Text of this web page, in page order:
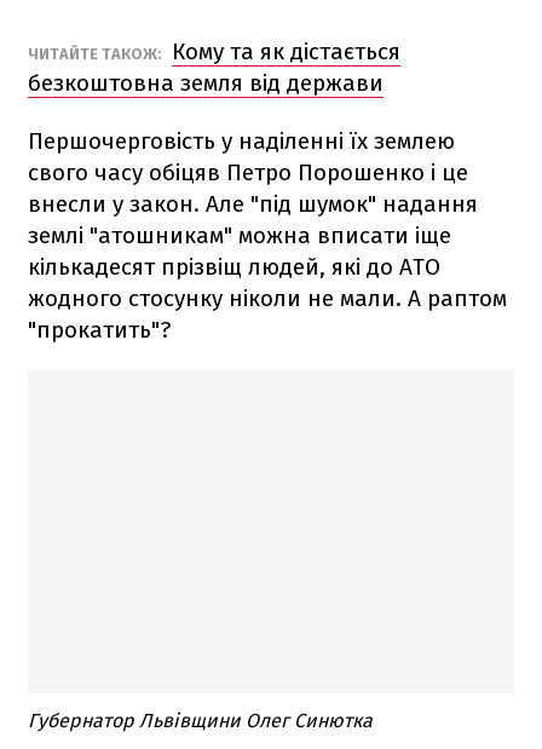
ЧИТАЙТЕ ТАКОЖ:
Кому та як дістається
безкоштовна земля від держави
Першочерговість у наділенні їх землею
свого часу обіцяв Петро Порошенко і це
внесли у закон. Але "під шумок" надання
землі "атошникам" можна вписати іще
кількадесят прізвіщ людей, які до АТО
жодного стосунку ніколи не мали. А раптом
"прокатить"?
Губернатор Львівщини Олег Синютка